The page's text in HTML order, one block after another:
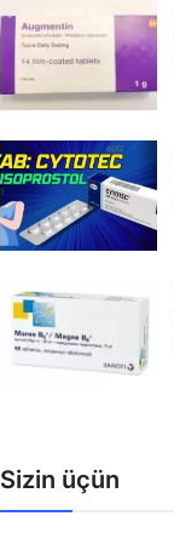
Sizin üçün